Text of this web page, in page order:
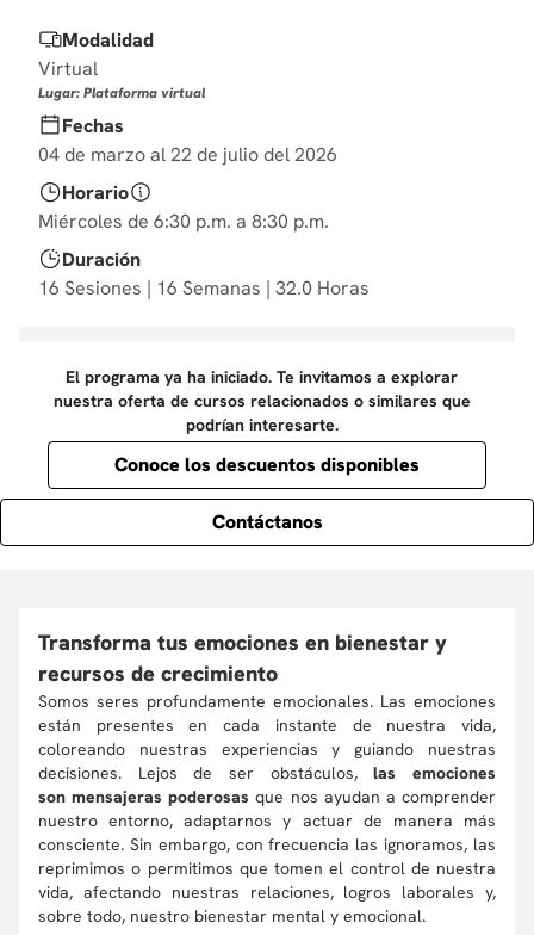
Modalidad
Virtual
Lugar: Plataforma virtual
Fechas
04 de marzo al 22 de julio del 2026
Horario
Miércoles de 6:30 p.m. a 8:30 p.m.
Duración
16 Sesiones | 16 Semanas | 32.0 Horas
El programa ya ha iniciado. Te invitamos a explorar
nuestra oferta de cursos relacionados o similares que
podrían interesarte.
Conoce los descuentos disponibles
Contáctanos
Transforma tus emociones en bienestar y
recursos de crecimiento
Somos seres profundamente emocionales. Las emociones
están presentes en cada instante de nuestra vida,
coloreando nuestras experiencias y guiando nuestras
decisiones. Lejos de ser obstáculos,las emociones
son mensajeras poderosas que nos ayudan a comprender
nuestro entorno, adaptarnos y actuar de manera más
consciente. Sin embargo, con frecuencia las ignoramos, las
reprimimos o permitimos que tomen el control de nuestra
vida, afectando nuestras relaciones, logros laborales y,
sobre todo, nuestro bienestar mental y emocional.